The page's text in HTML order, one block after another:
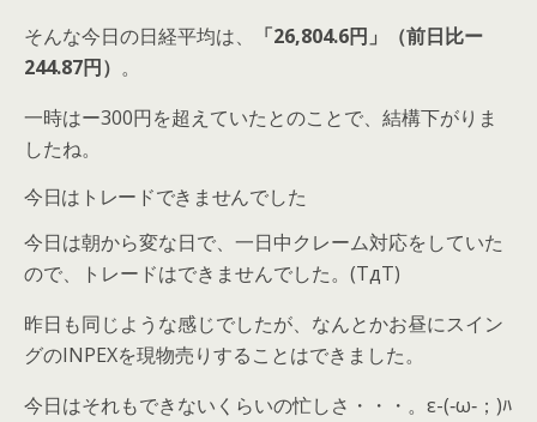
そんな今日の日経平均は、
「26,804.6円」（前日比ー
244.87円） 。
一時はー300円を超えていたとのことで、結構下がりま
したね。
今日はトレードできませんでした
今日は朝から変な日で、一日中クレーム対応をしていた
ので、トレードはできませんでした。(TдT)
昨日も同じような感じでしたが、なんとかお昼にスイン
グのINPEXを現物売りすることはできました。
今日はそれもできないくらいの忙しさ・・・。ε-(‐ω‐；)ﾊ